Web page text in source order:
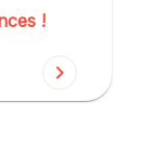
!
chevron_right